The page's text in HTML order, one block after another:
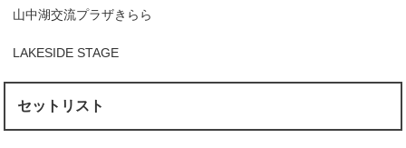
山中湖交流プラザきらら
LAKESIDE STAGE
セットリスト